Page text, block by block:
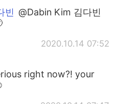
빈 @Dabin Kim 김다빈
2020.10.14 07:52
right now?! your